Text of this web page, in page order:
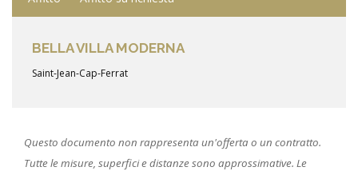
BELLA VILLA MODERNA
Saint-Jean-Cap-Ferrat
Questo documento non rappresenta un'offerta o un contratto.
Tutte le misure, superfici e distanze sono approssimative. Le